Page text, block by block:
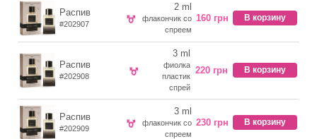
Распив
#202907
2 ml
флакончик со
спреем
160 грн В корзину
Распив
#202908
3 ml
фиолка
пластик
спрей
220 грн В корзину
Распив
#202909
3 ml
флакончик со
спреем
230 грн В корзину